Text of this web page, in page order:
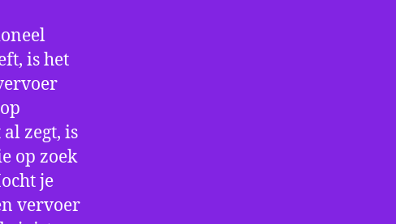
is het
zegt, is
op zoek
je
vervoer